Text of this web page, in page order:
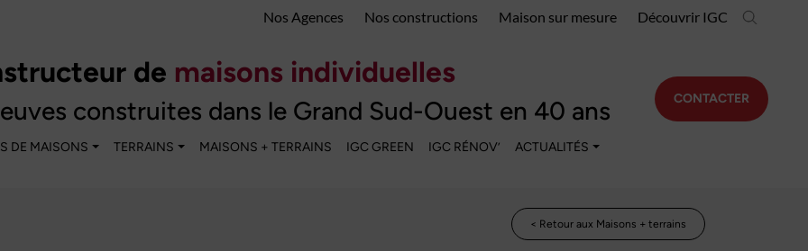
Nos Agences Nos constructions Maison sur mesure Découvrir IGC
de maisons individuelles
construites dans le Grand Sud-Ouest en 40 ans
DE MAISONS TERRAINS MAISONS + TERRAINS IGC GREEN IGC RÉNOV’ ACTUALITÉS
CONTACTER
< Retour aux Maisons + terrains